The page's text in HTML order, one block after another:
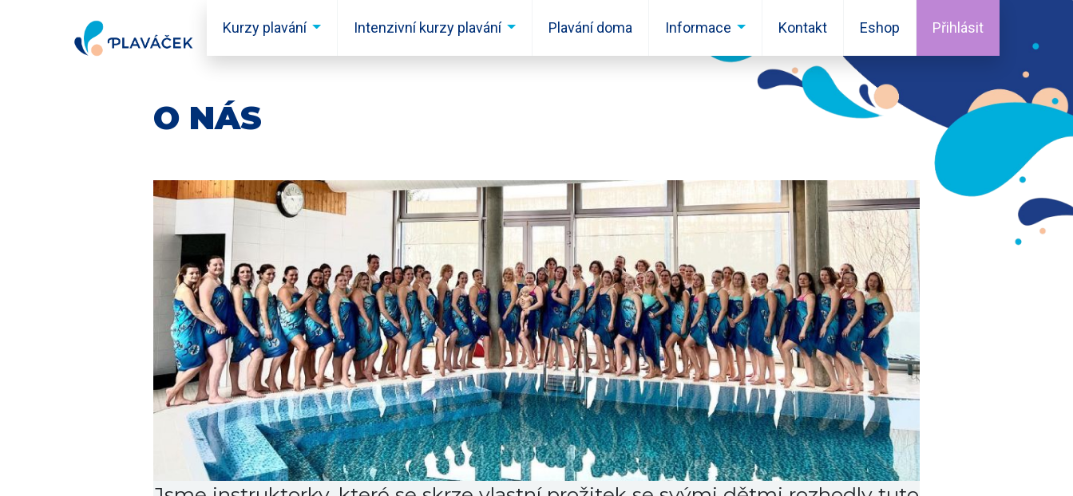
Kurzy plavání Intenzivní kurzy plavání Plavání doma Informace Kontakt Eshop Přihlásit
O NÁS